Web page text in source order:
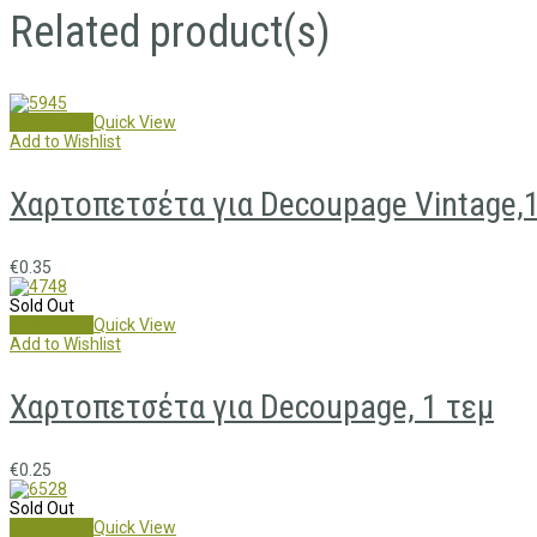
Related product(s)
Quick View
Add to Wishlist
Χαρτοπετσέτα για Decoupage
€0.35
Sold Out
Quick View
Add to Wishlist
Χαρτοπετσέτα για Decoupage, 1 τεμ
€0.25
Sold Out
Quick View